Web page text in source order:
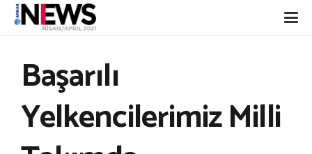
Başarılı
Yelkencilerimiz Milli